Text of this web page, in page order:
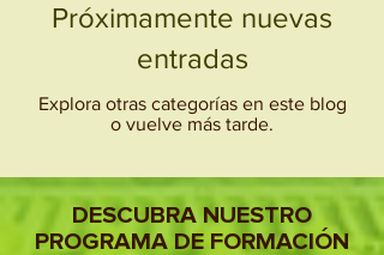
Próximamente nuevas
entradas
Explora otras categorías en este blog
o vuelve más tarde.
DESCUBRA NUESTRO
PROGRAMA DE FORMACIÓN